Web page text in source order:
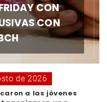
CON
CON
de 2026
a las jóvenes